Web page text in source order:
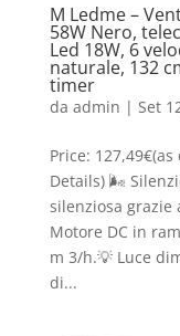
M Ledme –
58W Nero,
Led 18W, 6
naturale, 132
timer
da admin | Set
Price: 127,49€(as
Details) 🌬️
silenziosa grazie
Motore DC in
m 3/h.💡 Luce
di...